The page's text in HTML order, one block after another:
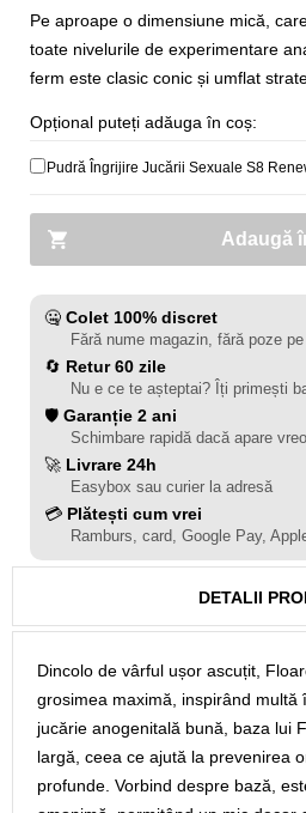
Pe aproape o dimensiune mică,
toate nivelurile de experimentare
ferm este clasic conic și umflat
Opțional puteți adăuga în coș:
Pudră Îngrijire Jucării Sexuale S8
Adaugă
🤐 Colet 100% discret
Fără nume magazin, fără poze
🔄 Retur 60 zile
Nu e ce te așteptai? Îți primești
🛡️ Garanție 2 ani
Schimbare rapidă dacă apare
🚀 Livrare 24h
Easybox sau curier la adresă
💳 Plătești cum vrei
Ramburs, card, Google Pay,
DETALII
Dincolo de vârful ușor ascuțit,
grosimea maximă, inspirând multă
jucărie anogenitală bună, baza lui
largă, ceea ce ajută la prevenirea
profunde. Vorbind despre bază,